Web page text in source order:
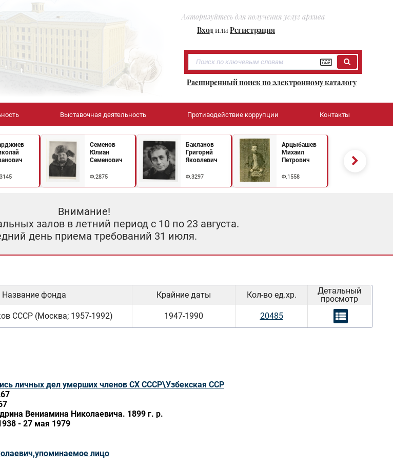
Авторизуйтесь для получения услуг архива
ВходилиРегистрация
Расширенный поиск по электронному каталогу
Выставочная деятельность Противодействие коррупции Контакты
Семенов
Юлиан
Семенович
Ф.2875
Бакланов
Григорий
Яковлевич
Ф.3297
Арцыбашев
Михаил
Петрович
Ф.1558
Внимание!
залов в летний период с 10 по 23 августа.
день приема требований 31 июля.
Название фонда Крайние даты Кол-во ед.хр.
Детальный
просмотр
СССР (Москва; 1957-1992) 1947-1990 20485
личных дел умерших членов СХ СССР\Узбекская ССР
Вениамина Николаевича. 1899 г. р.
- 27 мая 1979
лицо